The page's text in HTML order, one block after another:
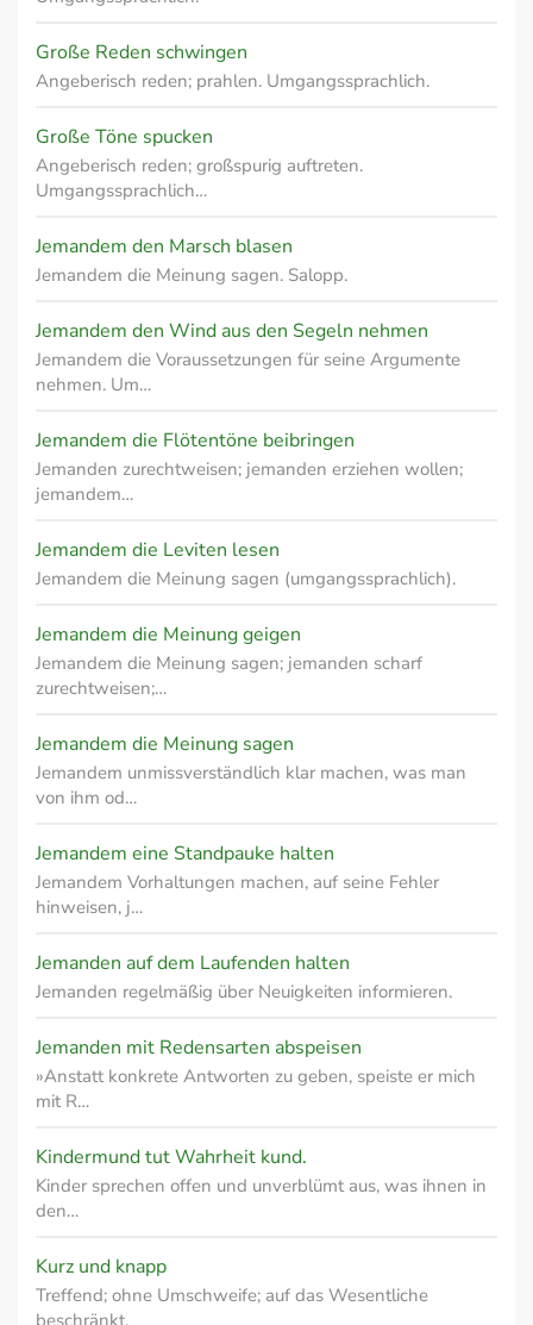
Große Reden schwingen
Angeberisch reden; prahlen. Umgangssprachlich.
Große Töne spucken
Angeberisch reden; großspurig auftreten.
Umgangssprachlich…
Jemandem den Marsch blasen
Jemandem die Meinung sagen. Salopp.
Jemandem den Wind aus den Segeln nehmen
Jemandem die Voraussetzungen für seine Argumente
nehmen. Um…
Jemandem die Flötentöne beibringen
Jemanden zurechtweisen; jemanden erziehen wollen;
jemandem…
Jemandem die Leviten lesen
Jemandem die Meinung sagen (umgangssprachlich).
Jemandem die Meinung geigen
Jemandem die Meinung sagen; jemanden scharf
zurechtweisen;…
Jemandem die Meinung sagen
Jemandem unmissverständlich klar machen, was man
von ihm od…
Jemandem eine Standpauke halten
Jemandem Vorhaltungen machen, auf seine Fehler
hinweisen, j…
Jemanden auf dem Laufenden halten
Jemanden regelmäßig über Neuigkeiten informieren.
Jemanden mit Redensarten abspeisen
»Anstatt konkrete Antworten zu geben, speiste er mich
mit R…
Kindermund tut Wahrheit kund.
Kinder sprechen offen und unverblümt aus, was ihnen in
den…
Kurz und knapp
Treffend; ohne Umschweife; auf das Wesentliche
beschränkt.